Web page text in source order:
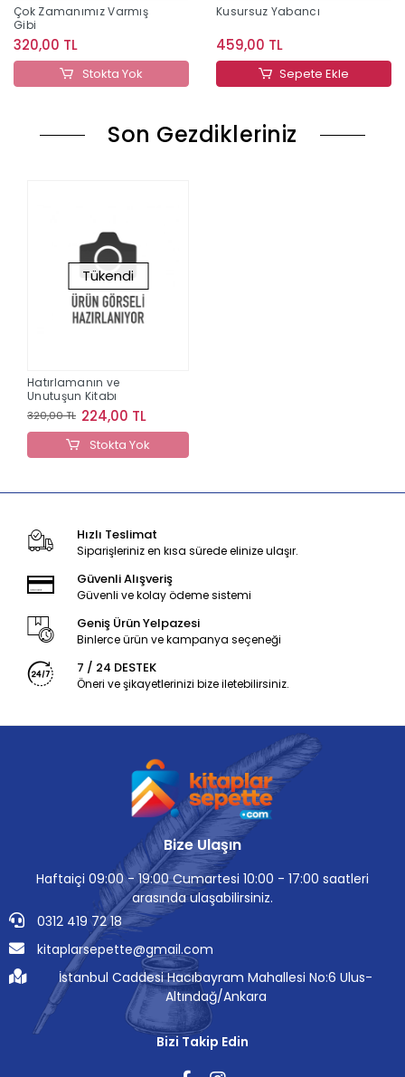
Çok Zamanımız Varmış
Gibi
320,00 TL
Stokta Yok
Kusursuz Yabancı
459,00 TL
Sepete Ekle
Son Gezdikleriniz
Tükendi
Hatırlamanın ve
Unutuşun Kitabı
320,00 TL 224,00 TL
Stokta Yok
Hızlı Teslimat
Siparişleriniz en kısa sürede elinize ulaşır.
Güvenli Alışveriş
Güvenli ve kolay ödeme sistemi
Geniş Ürün Yelpazesi
Binlerce ürün ve kampanya seçeneği
7 / 24 DESTEK
Öneri ve şikayetlerinizi bize iletebilirsiniz.
Bize Ulaşın
Haftaiçi 09:00 - 19:00 Cumartesi 10:00 - 17:00 saatleri
arasında ulaşabilirsiniz.
0312 419 72 18
kitaplarsepette@gmail.com
İstanbul Caddesi Hacıbayram Mahallesi No:6 Ulus-
Altındağ/Ankara
Bizi Takip Edin